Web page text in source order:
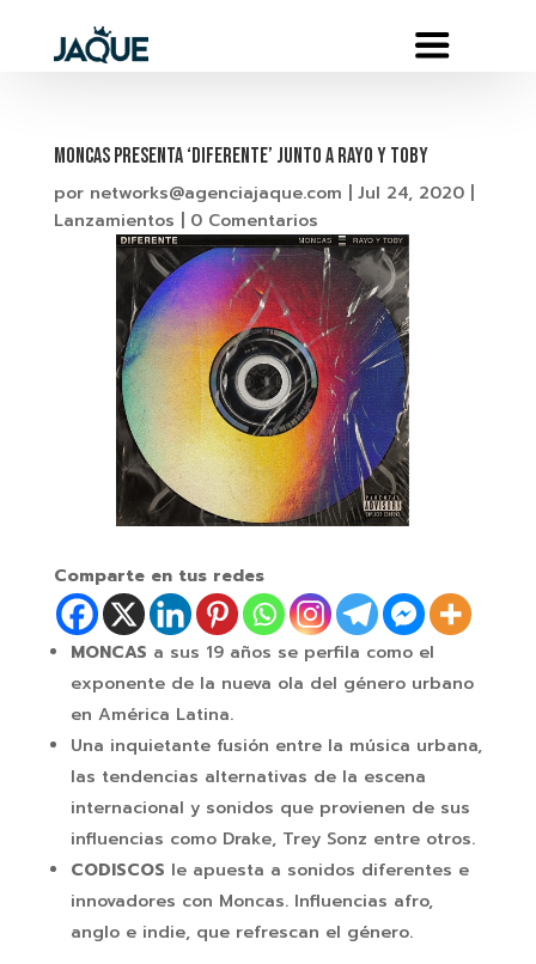
MONCAS PRESENTA ‘DIFERENTE’ JUNTO A RAYO Y TOBY
por networks@agenciajaque.com Jul 24, 2020|
Lanzamientos
0 Comentarios
Comparte en tus redes
MONCAS a sus 19 años se perfila como el
exponente de la nueva ola del género urbano
en América Latina.
Una inquietante fusión entre la música urbana,
las tendencias alternativas de la escena
internacional y sonidos que provienen de sus
influencias como Drake, Trey Sonz entre otros.
CODISCOS le apuesta a sonidos diferentes e
innovadores con Moncas. Influencias afro,
anglo e indie, que refrescan el género.